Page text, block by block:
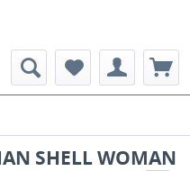
SHELL WOMAN